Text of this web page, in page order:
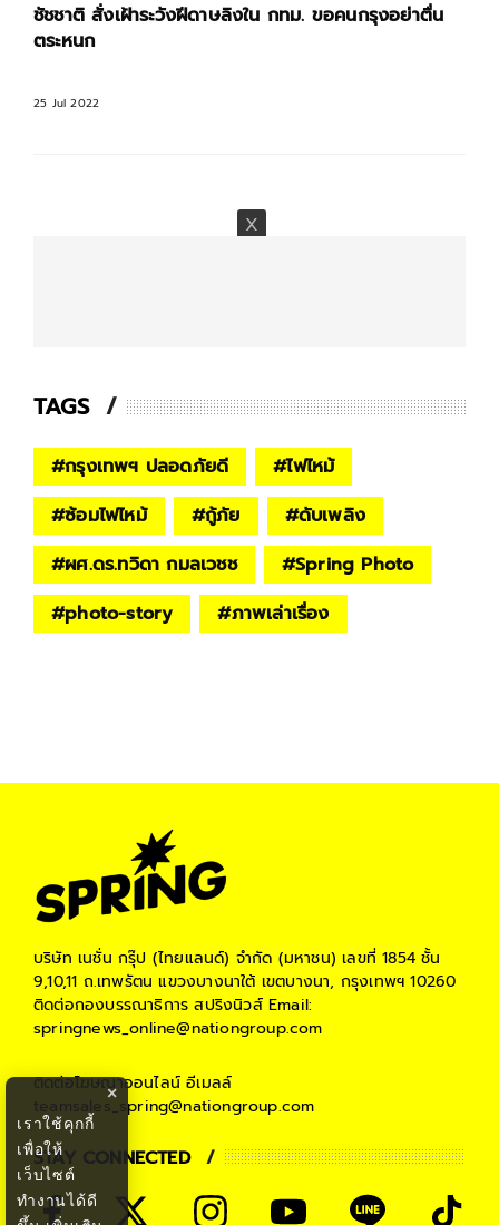
วิโรจน์ ลักขณาอดิศร เผย กทม. มีงบรับมือฝีดาษลิงแค่
2.2 ล้านบาท
24 Jul 2022
TAGS
#กรุงเทพฯ ปลอดภัยดี #ไฟไหม้
#ซ้อมไฟไหม้ #กู้ภัย #ดับเพลิง
#ผศ.ดร.ทวิดา กมลเวชช #Spring Photo
#photo-story #ภาพเล่าเรื่อง
บริษัท เนชั่น กรุ๊ป (ไทยแลนด์) จำกัด (มหาชน) เลขที่ 1854 ชั้น
9,10,11 ถ.เทพรัตน แขวงบางนาใต้ เขตบางนา, กรุงเทพฯ 10260
ติดต่อกองบรรณาธิการ สปริงนิวส์Email:
springnews_online@nationgroup.com
ติดต่อโฆษณาออนไลน์ อีเมลล์
teamsales_spring@nationgroup.com
STAY CONNECTED
×
เราใช้คุกกี้
เพื่อให้
เว็บไซต์
ทำงานได้ดี